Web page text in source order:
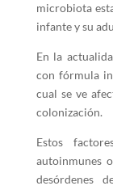
microbiota
infante y su
En la
con fórmula
cual se ve
colonización.
Estos
autoinmunes
desórdenes